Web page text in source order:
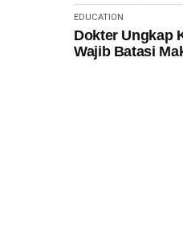
EDUCATION
Dokter Ungkap
Wajib Batasi